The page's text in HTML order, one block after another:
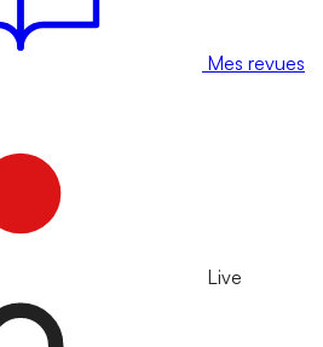
Mes revues
Live